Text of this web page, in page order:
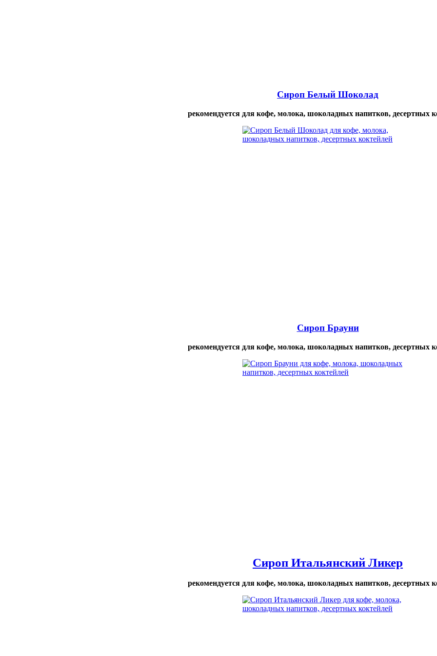
Сироп Белый Шоколад
рекомендуется для кофе, молока, шоколадных напитков, десертных
Сироп Брауни
рекомендуется для кофе, молока, шоколадных напитков, десертных
Сироп Итальянский Ликер
рекомендуется для кофе, молока, шоколадных напитков, десертных